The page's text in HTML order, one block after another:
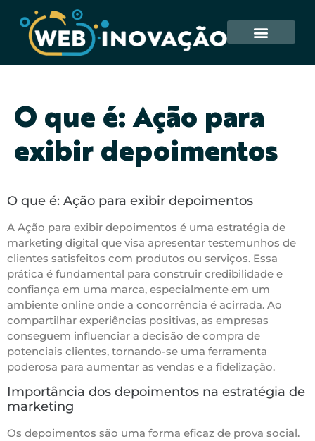
O que é: Ação para
exibir depoimentos
O que é: Ação para exibir depoimentos
A Ação para exibir depoimentos é uma estratégia de
marketing digital que visa apresentar testemunhos de
clientes satisfeitos com produtos ou serviços. Essa
prática é fundamental para construir credibilidade e
confiança em uma marca, especialmente em um
ambiente online onde a concorrência é acirrada. Ao
compartilhar experiências positivas, as empresas
conseguem influenciar a decisão de compra de
potenciais clientes, tornando-se uma ferramenta
poderosa para aumentar as vendas e a fidelização.
Importância dos depoimentos na estratégia de
marketing
Os depoimentos são uma forma eficaz de prova social.